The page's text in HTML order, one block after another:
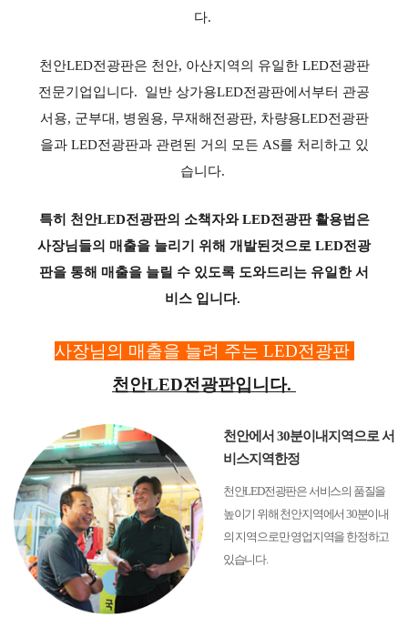
다.
천안LED전광판은 천안, 아산지역의 유일한 LED전광판
전문기업입니다. 일반 상가용LED전광판에서부터 관공
서용, 군부대, 병원용, 무재해전광판, 차량용LED전광판
을과 LED전광판과 관련된 거의 모든 AS를 처리하고 있
습니다.
특히 천안LED전광판의 소책자와 LED전광판 활용법은
사장님들의 매출을 늘리기 위해 개발된것으로 LED전광
판을 통해 매출을 늘릴 수 있도록 도와드리는 유일한 서
비스 입니다.
사장님의 매출을 늘려 주는 LED전광판
천안LED전광판입니다.
천안에서 30분이내지역으로 서
비스지역한정
천안LED전광판은 서비스의 품질을
높이기 위해 천안지역에서 30분이내
의 지역으로만 영업지역을 한정하고
있습니다.